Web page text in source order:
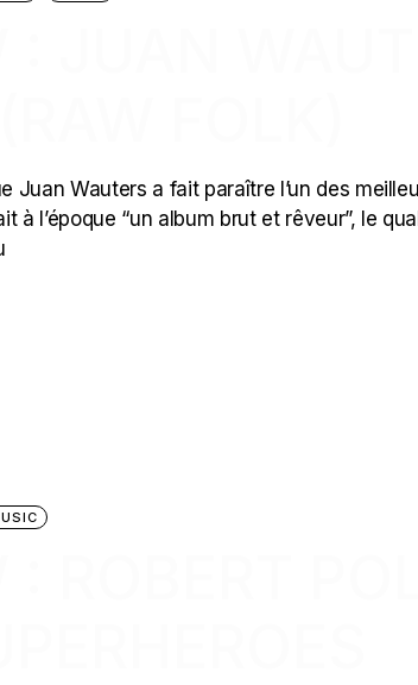
Juan Wauters a fait paraître l’un des
à l’époque “un album brut et rêveur”, le